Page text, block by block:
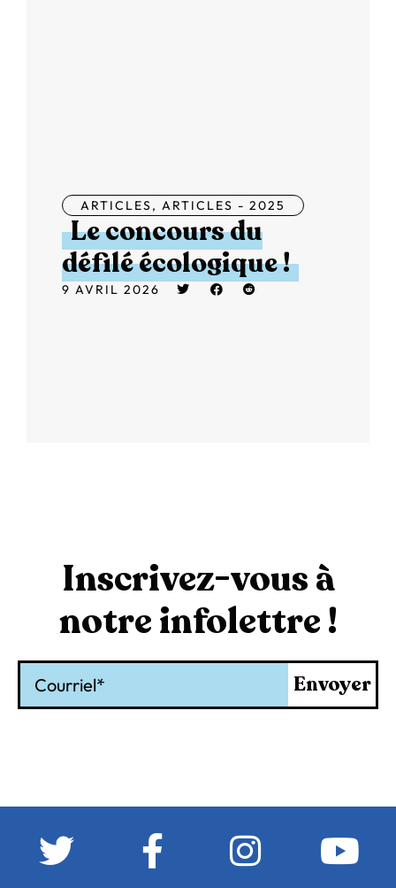
ARTICLES, ARTICLES - 2025
Le concours du
défilé écologique !
9 AVRIL 2026
Inscrivez-vous à
notre infolettre !
Envoyer